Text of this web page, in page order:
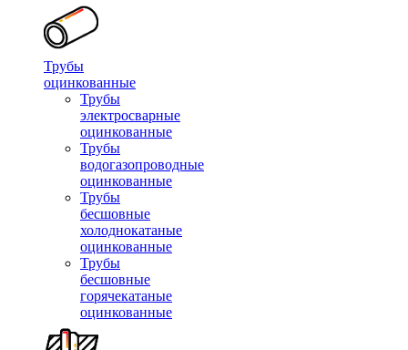
Трубы
оцинкованные
Трубы
электросварные
оцинкованные
Трубы
водогазопроводные
оцинкованные
Трубы
бесшовные
холоднокатаные
оцинкованные
Трубы
бесшовные
горячекатаные
оцинкованные